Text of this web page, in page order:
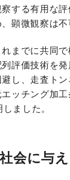
する有用な
顕微観察は不
までに共同
評価技術を
し、走査ト
エッチング加
ました。
会に与